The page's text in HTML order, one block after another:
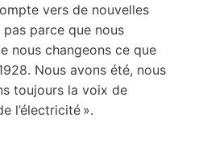
vers de nouvelles
parce que nous
nous changeons ce que
Nous avons été, nous
toujours la voix de
l’électricité ».